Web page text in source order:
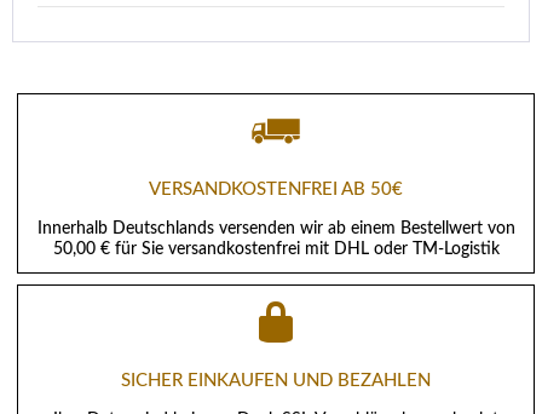
VERSANDKOSTENFREI AB 50€
Innerhalb Deutschlands versenden wir ab einem Bestellwert von
50,00 € für Sie versandkostenfrei mit DHL oder TM-Logistik
SICHER EINKAUFEN UND BEZAHLEN